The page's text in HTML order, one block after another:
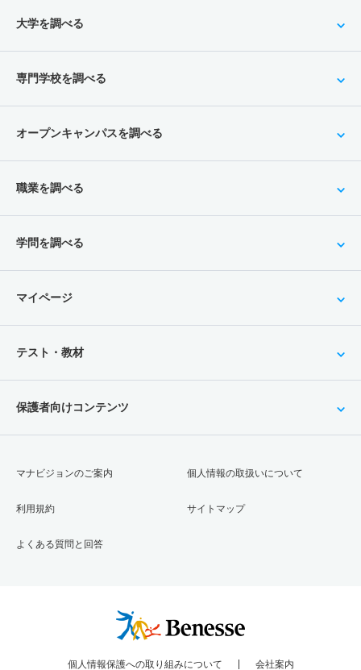
大学を調べる
専門学校を調べる
オープンキャンパスを調べる
職業を調べる
学問を調べる
マイページ
テスト・教材
保護者向けコンテンツ
マナビジョンのご案内
利用規約
よくある質問と回答
個人情報の取扱いについて
サイトマップ
個人情報保護への取り組みについて 会社案内